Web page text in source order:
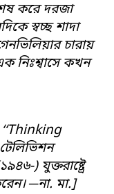
করে দরজা
স্বচ্ছ শাদা
চারায়
নিঃশ্বাসে কখন
‘‘Thinking
টেলিভিশন
) যুক্তরাষ্ট্রে
।─না. মা.]